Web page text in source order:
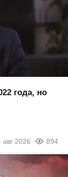
года, но
авг 2026 894